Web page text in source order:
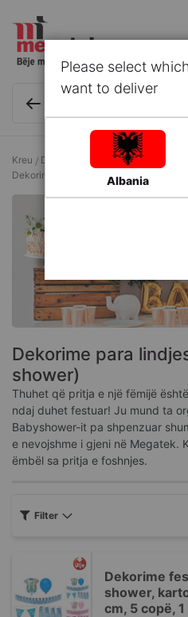
Kreu Dekor
Festa dhe Ditëlindje
Dekorime para lindjes së foshjes (Baby
Dekorime para
shower)
Thuhet që pritja e një fëmijë
ndaj duhet festuar! Ju mund ta
Babyshower-it pa shpenzuar
e nevojshme i gjeni në Megatek.
ëmbël sa pritja e foshnjes.
Dekorime
shower,
cm, 5 copë, 1
Filter
Please select
want to deliver
Albania